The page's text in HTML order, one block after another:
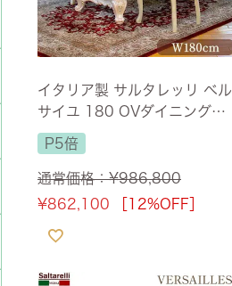
イタリア製 サルタレッリ ベル
サイユ 180 OVダイニング5
点セット FAB IVORY 【送料
無料/設置サービス付】
P5倍
通常価格：¥986,800
¥862,100 ［12%OFF］